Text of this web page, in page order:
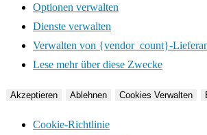
Optionen verwalten
Dienste verwalten
Verwalten von {vendor_count}-
Lese mehr über diese Zwecke
Akzeptieren Ablehnen Cookies Verwalten
Cookie-Richtlinie